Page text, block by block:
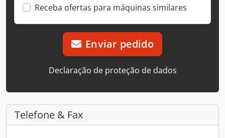
Receba ofertas para máquinas similares
Enviar pedido
Declaração de proteção de dados
Telefone & Fax